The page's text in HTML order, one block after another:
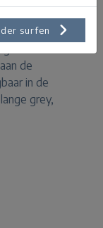
blazer door
de
in de
grey,
surfen